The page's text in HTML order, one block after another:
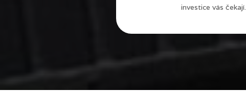
investice vás čekají.